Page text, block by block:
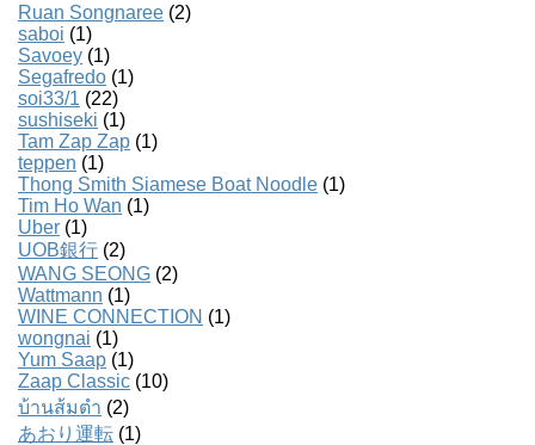
Ruan Songnaree (2)
saboi (1)
Savoey (1)
Segafredo (1)
soi33/1 (22)
sushiseki (1)
Tam Zap Zap (1)
teppen (1)
Thong Smith Siamese Boat Noodle (1)
Tim Ho Wan (1)
Uber (1)
UOB銀行 (2)
WANG SEONG (2)
Wattmann (1)
WINE CONNECTION (1)
wongnai (1)
Yum Saap (1)
Zaap Classic (10)
บ้านส้มตํา (2)
あおり運転 (1)